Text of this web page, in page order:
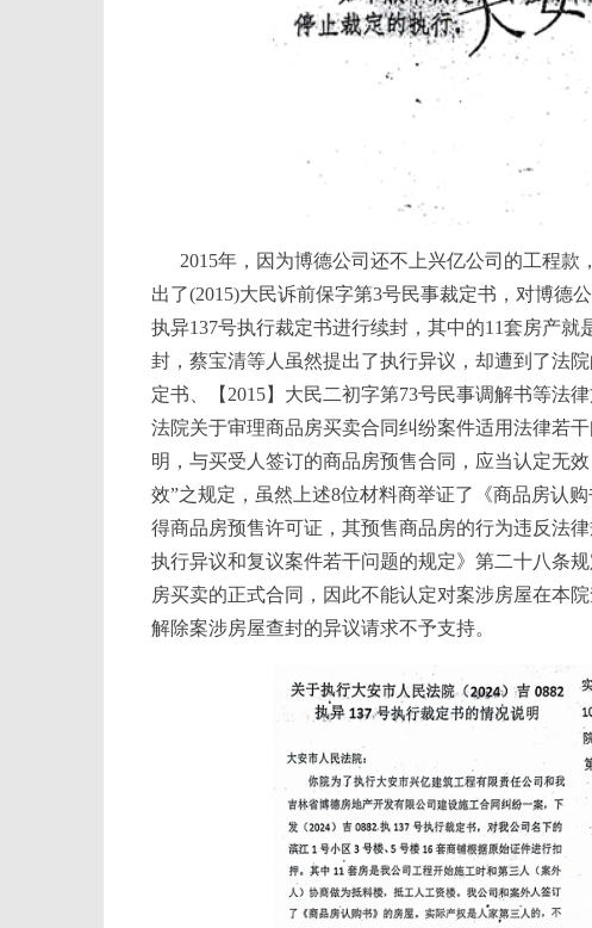
2015年，因为博德公司还不上兴亿公司的工程
出了(2015)大民诉前保字第3号民事裁定书，对博德
执异137号执行裁定书进行续封，其中的11套房产
封，蔡宝清等人虽然提出了执行异议，却遭到了法
定书、【2015】大民二初字第73号民事调解书等法
法院关于审理商品房买卖合同纠纷案件适用法律若
明，与买受人签订的商品房预售合同，应当认定无
效”之规定，虽然上述8位材料商举证了《商品房认
得商品房预售许可证，其预售商品房的行为违反法
执行异议和复议案件若干问题的规定》第二十八条
房买卖的正式合同，因此不能认定对案涉房屋在本
解除案涉房屋查封的异议请求不予支持。